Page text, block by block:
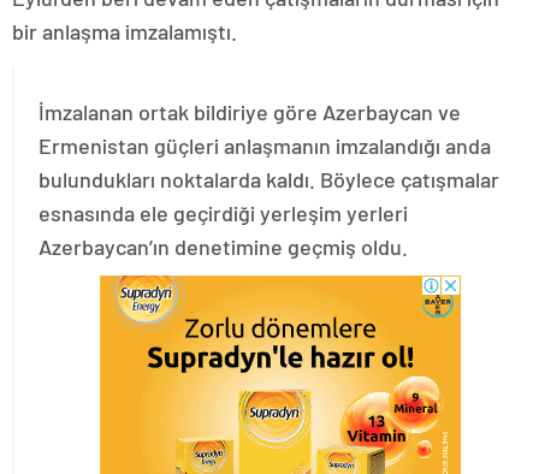
bir anlaşma imzalamıştı.
İmzalanan ortak bildiriye göre Azerbaycan ve
Ermenistan güçleri anlaşmanın imzalandığı anda
bulundukları noktalarda kaldı. Böylece çatışmalar
esnasında ele geçirdiği yerleşim yerleri
Azerbaycan’ın denetimine geçmiş oldu.